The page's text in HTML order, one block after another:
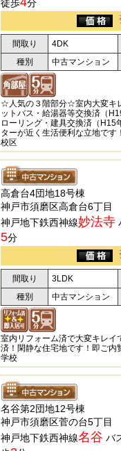
徒歩
分
間取り 4DK
種別
中古マンション
☆人気の３階部分☆室内大変キ
ットバス・給湯器等交換済（
ローリング・建具交換済（H15
ターが近く生活便利な立地で
校区
高倉台4団地18号棟
神戸市須磨区高倉台6丁目
神戸地下鉄西神線妙法寺
5分
間取り 3LDK
種別
中古マンション
室内リフォーム済で大変キレイ
済！閑静な住宅地です！即ご内
学校
名谷第2団地12号棟
神戸市須磨区菅の台5丁目
神戸地下鉄西神線名谷 バ